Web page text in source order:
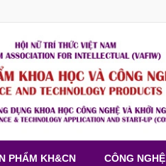
PHẨM KH&CN CÔNG NGHỆ